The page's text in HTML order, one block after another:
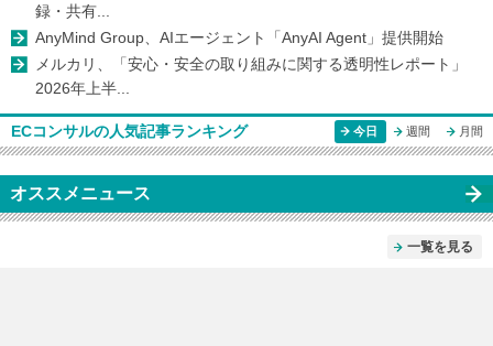
録・共有...
AnyMind Group、AIエージェント「AnyAI Agent」提供開始
メルカリ、「安心・安全の取り組みに関する透明性レポート」
2026年上半...
ECコンサルの人気記事ランキング 今日 週間 月間
オススメニュース
一覧を見る